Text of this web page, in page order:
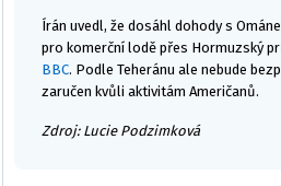
Írán uvedl, že dosáhl dohody s
pro komerční lodě přes Hormuzský
BBC. Podle Teheránu ale nebude
zaručen kvůli aktivitám Američanů.
Zdroj: Lucie Podzimková